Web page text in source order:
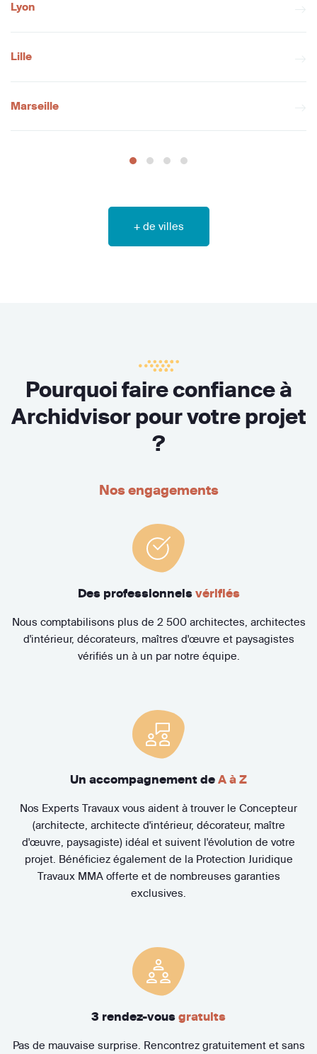
Lyon
Lille
Marseille
+ de villes
Pourquoi faire confiance à
Archidvisor pour votre projet
?
Nos engagements
Des professionnels vérifiés
Nous comptabilisons plus de 2 500 architectes, architectes
d'intérieur, décorateurs, maîtres d'œuvre et paysagistes
vérifiés un à un par notre équipe.
Un accompagnement de A à Z
Nos Experts Travaux vous aident à trouver le Concepteur
(architecte, architecte d'intérieur, décorateur, maître
d'œuvre, paysagiste) idéal et suivent l'évolution de votre
projet. Bénéficiez également de la Protection Juridique
Travaux MMA offerte et de nombreuses garanties
exclusives.
3 rendez-vous gratuits
Pas de mauvaise surprise. Rencontrez gratuitement et sans